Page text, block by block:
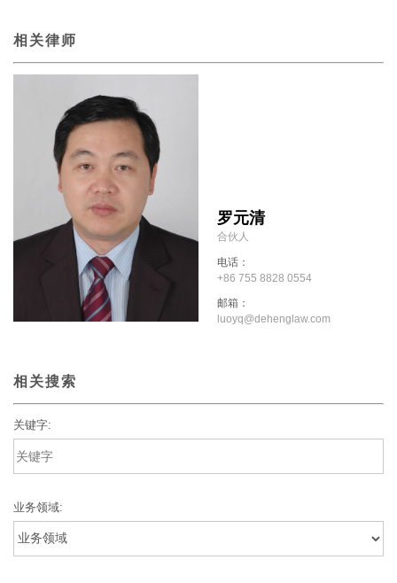
相关律师
罗元清
合伙人
电话：
+86 755 8828 0554
邮箱：
luoyq@dehenglaw.com
相关搜索
关键字:
业务领域: